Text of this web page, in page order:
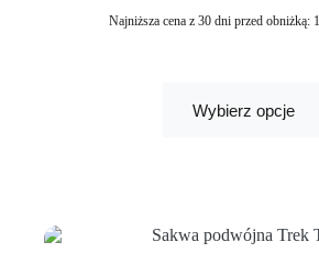
Najniższa cena z 30 dni przed obniżką:
Wybierz opcje